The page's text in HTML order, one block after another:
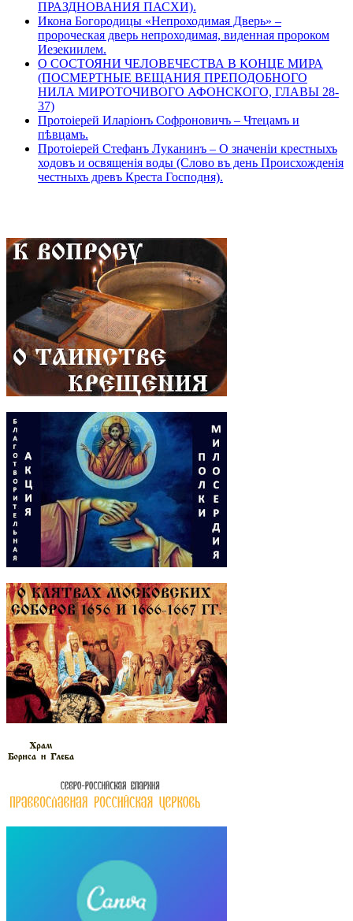
ПРАЗДНОВАНИЯ ПАСХИ).
Икона Богородицы «Непроходимая Дверь» –
пророческая дверь непроходимая, виденная пророком
Иезекиилем.
О СОСТОЯНИ ЧЕЛОВЕЧЕСТВА В КОНЦЕ МИРА
(ПОСМЕРТНЫЕ ВЕЩАНИЯ ПРЕПОДОБНОГО
НИЛА МИРОТОЧИВОГО АФОНСКОГО, ГЛАВЫ 28-
37)
Протоіерей Иларіонъ Софроновичъ – Чтецамъ и
пѣвцамъ.
Протоіерей Стефанъ Луканинъ – О значеніи крестныхъ
ходовъ и освященія воды (Слово въ день Происхожденія
честныхъ древъ Креста Господня).